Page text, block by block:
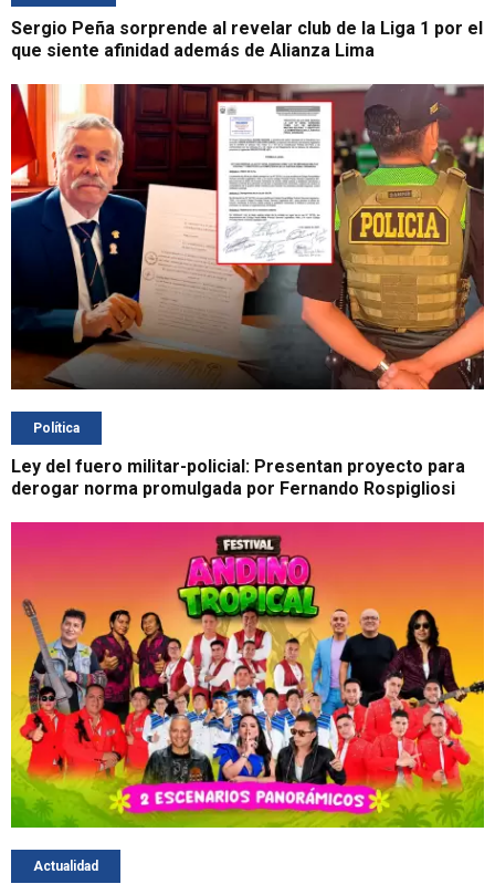
Sergio Peña sorprende al revelar club de la Liga 1 por el
que siente afinidad además de Alianza Lima
Política
Ley del fuero militar-policial: Presentan proyecto para
derogar norma promulgada por Fernando Rospigliosi
Actualidad